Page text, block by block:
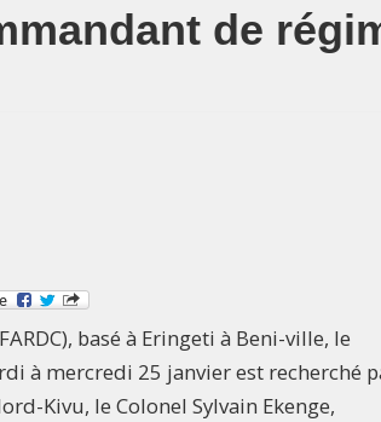
de
basé à Eringeti à Beni-ville, le
à mercredi 25 janvier est recherché
Kivu, le Colonel Sylvain Ekenge,